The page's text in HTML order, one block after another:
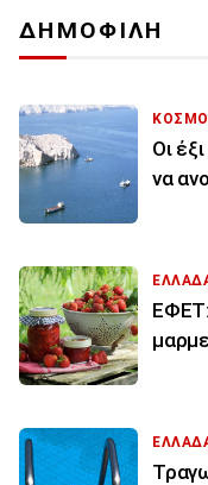
ΔΗΜΟΦΙΛΗ
Οι
να